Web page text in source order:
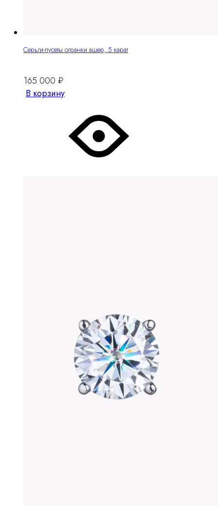
Серьги-пусеты огранки ашер, 5 карат
165 000 ₽
В корзину